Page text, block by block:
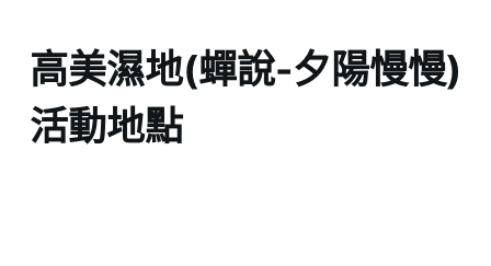
高美濕地(蟬說-夕陽慢慢)
活動地點